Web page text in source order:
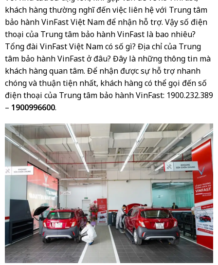
khách hàng thường nghĩ đến việc liên hệ với Trung tâm
bảo hành VinFast Việt Nam để nhận hỗ trợ. Vậy số điện
thoại của Trung tâm bảo hành VinFast là bao nhiêu?
Tổng đài VinFast Việt Nam có số gì? Địa chỉ của Trung
tâm bảo hành VinFast ở đâu? Đây là những thông tin mà
khách hàng quan tâm. Để nhận được sự hỗ trợ nhanh
chóng và thuận tiện nhất, khách hàng có thể gọi đến số
điện thoại của Trung tâm bảo hành VinFast: 1900.232.389
– 1900996600.